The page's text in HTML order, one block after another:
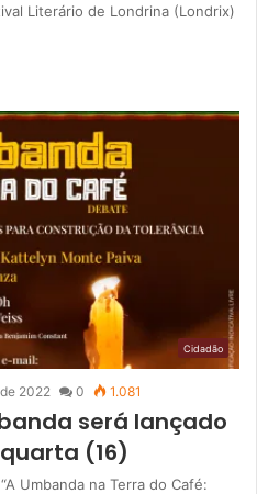
Literário de Londrina (Londrix)
Cidadão
2022 0 1.081
será lançado
(16)
Umbanda na Terra do Café: